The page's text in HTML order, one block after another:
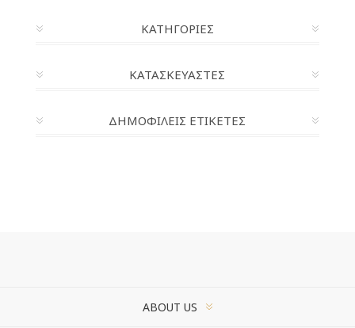
ΚΑΤΗΓΟΡΊΕΣ
ΚΑΤΑΣΚΕΥΑΣΤΈΣ
ΔΗΜΟΦΙΛΕΙΣ ΕΤΙΚΕΤΕΣ
ABOUT US